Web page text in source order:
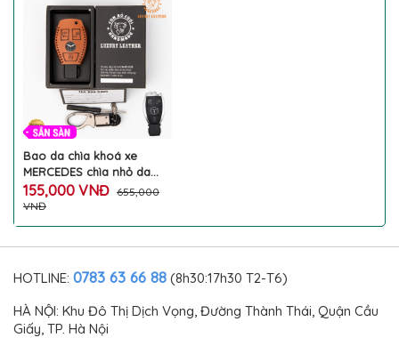
Bao da chìa khoá xe
MERCEDES chìa nhỏ da
thật khắc tên theo yêu
cầu bảo vệ chống xước
155,000 VNĐ 655,000
VNĐ
HOTLINE: 0783 63 66 88 (8h30:17h30 T2-T6)
HÀ NỘI: Khu Đô Thị Dịch Vọng, Đường Thành Thái, Quận Cầu
Giấy, TP. Hà Nội